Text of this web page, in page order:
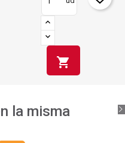
shopping_cart
la misma